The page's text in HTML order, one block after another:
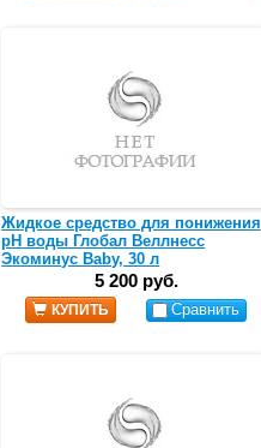
Жидкое средство для понижения
pH воды Глобал Веллнесс
Экоминус Baby, 30 л
5 200 руб.
КУПИТЬ Сравнить